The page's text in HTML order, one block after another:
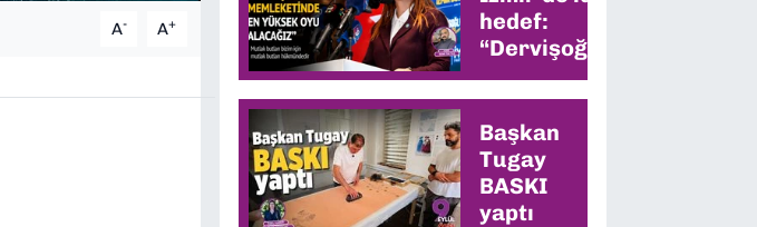
A- A+
hedef:
“Dervişoğlu’nun
memleketinde
en yüksek oyu
alacağız”
Başkan
Tugay
BASKI
yaptı